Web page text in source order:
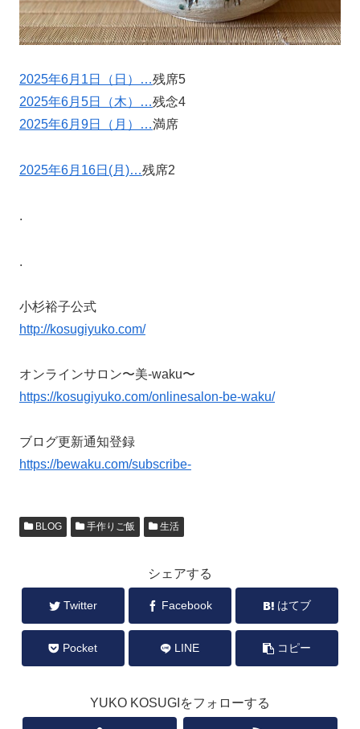
2025年6月1日（日）…残席5
2025年6月5日（木）…残念4
2025年6月9日（月）…満席
2025年6月16日(月)…残席2
.
.
小杉裕子公式
http://kosugiyuko.com/
オンラインサロン〜美-waku〜
https://kosugiyuko.com/onlinesalon-be-waku/
ブログ更新通知登録
https://bewaku.com/subscribe-
BLOG 手作りご飯 生活
シェアする
Twitter Facebook はてブ
Pocket LINE コピー
YUKO KOSUGIをフォローする